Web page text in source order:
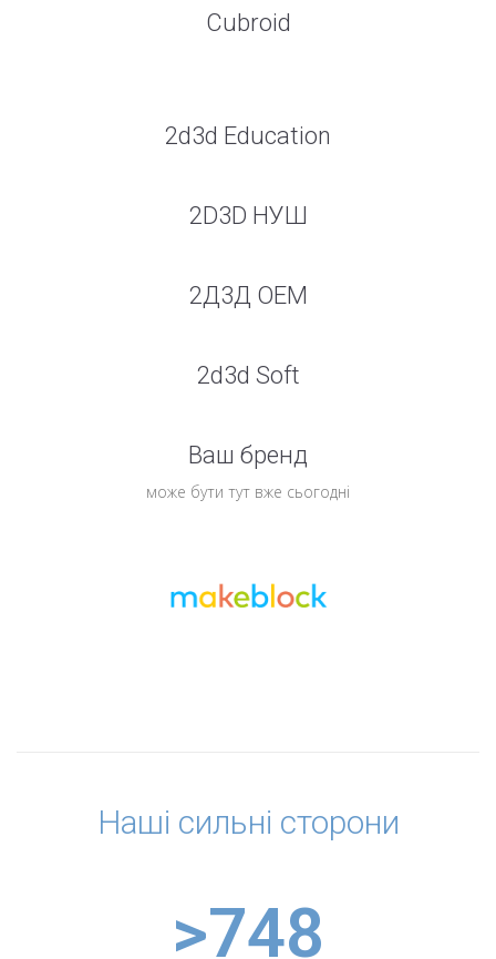
Cubroid
2d3d Education
2D3D НУШ
2Д3Д ОЕМ
2d3d Soft
Ваш бренд
може бути тут вже сьогодні
Наші сильні сторони
>748